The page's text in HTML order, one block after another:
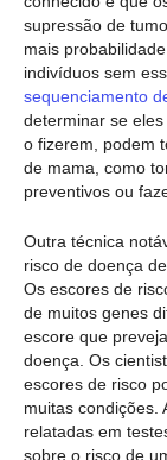
supressão de
mais
indivíduos sem
sequenciamento
determinar se
o fizerem, podem
de mama, como
preventivos ou
Outra técnica
risco de doença
Os escores de
de muitos genes
escore que
doença. Os
escores de risco
muitas condições.
relatadas em
sobre o risco de